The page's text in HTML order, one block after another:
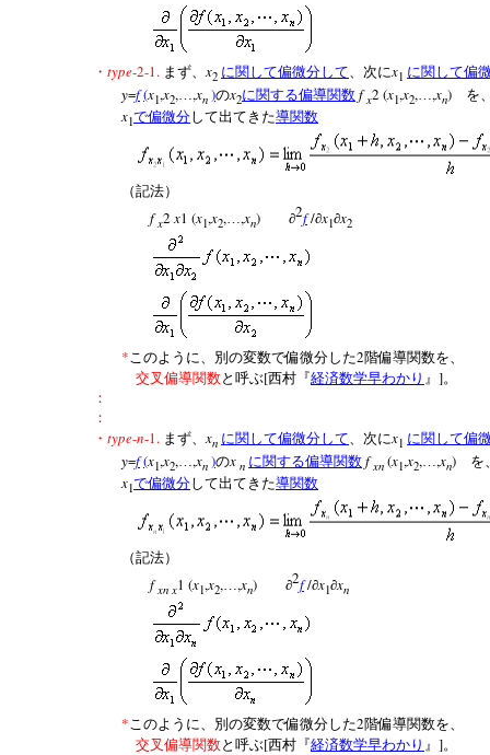
・ type-2-1. まず、x2 に関して偏微分して、次にx1 に関して偏
y=f(x1,x2, ,xn )のx2に関する偏導関数 fx2 (x1,x2, ,xn) を
x1で偏微分して出てきた導関数
（記法）
fx2x1 (x1,x2,…,xn) ∂2f/∂x1∂x2
* このように、別の変数で偏微分した2階偏導関数を、
交叉偏導関数と呼ぶ[西村『経済数学早わかり 』 ]。
：
：
・ type-n-1. まず、 xn に関して偏微分して 、次にx1 に関して偏
y=f(x1,x2, ,xn )のx n に関する偏導関数 fxn (x1,x2, ,xn) を
x1で偏微分して出てきた導関数
（記法）
fxn x1 (x1,x2,…,xn) ∂2f/∂x1∂xn
* このように、別の変数で偏微分した2階偏導関数を、
交叉偏導関数と呼ぶ[西村『経済数学早わかり 』 ]。